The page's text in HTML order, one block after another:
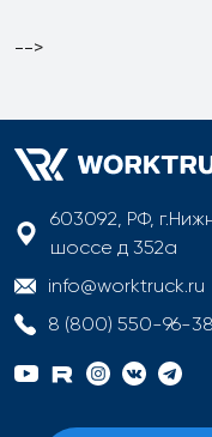
-->
603092, РФ,
шоссе д 352а
info@worktruck.ru
8 (800) 550-96-38